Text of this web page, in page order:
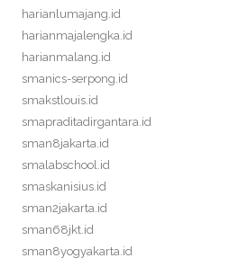
harianlumajang.id
harianmajalengka.id
harianmalang.id
smanics-serpong.id
smakstlouis.id
smapraditadirgantara.id
sman8jakarta.id
smalabschool.id
smaskanisius.id
sman2jakarta.id
sman68jkt.id
sman8yogyakarta.id